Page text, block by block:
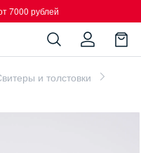
7000 рублей
и толстовки